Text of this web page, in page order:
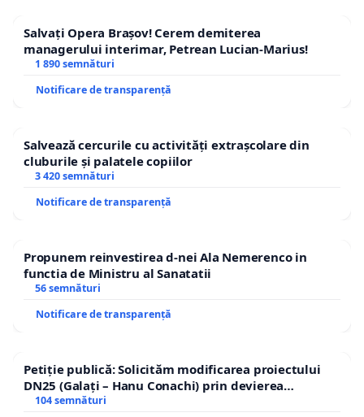
Salvați Opera Brașov! Cerem demiterea
managerului interimar, Petrean Lucian-Marius!
1 890 semnături
Notificare de transparență
Salvează cercurile cu activități extrașcolare din
cluburile și palatele copiilor
3 420 semnături
Notificare de transparență
Propunem reinvestirea d-nei Ala Nemerenco in
functia de Ministru al Sanatatii
56 semnături
Notificare de transparență
Petiție publică: Solicităm modificarea proiectului
DN25 (Galați – Hanu Conachi) prin devierea
traseului în afara localităților!
104 semnături